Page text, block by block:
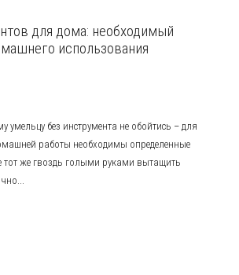
для дома: необходимый
использования
умельцу без инструмента не обойтись – для
работы необходимы определенные
тот же гвоздь голыми руками вытащить